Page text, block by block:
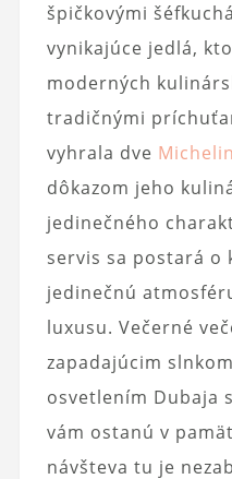
špičkovými
vynikajúce jedlá,
moderných
tradičnými
vyhrala dve
dôkazom jeho
jedinečného
servis sa postará o
jedinečnú
luxusu. Večerné
zapadajúcim
osvetlením Dubaja
vám ostanú v
návšteva tu je